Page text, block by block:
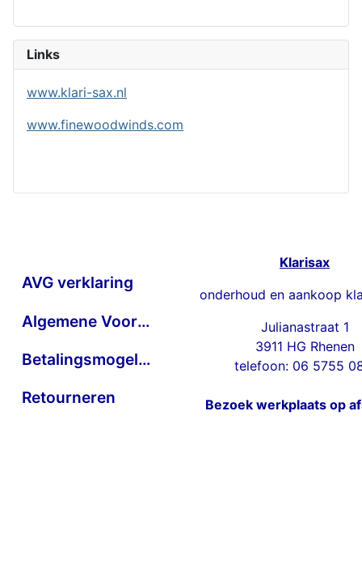
Links
www.klari-sax.nl
www.finewoodwinds.com
AVG verklaring
Algemene Voorwaarden
Betalingsmogelijkheden
Retourneren
Klarisax
onderhoud en aankoop
Julianastraat 1
3911 HG Rhenen
telefoon: 06 5755
Bezoek werkplaats op